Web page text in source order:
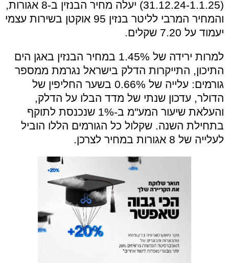
(31.12.24-1.1.25) יעלה מחיר הבנזין ב-8 אגורות,
והמחיר המרבי לליטר בנזין 95 אוקטן בשירות עצמי
יעמוד על 7.20 שקלים.
למרות ירידה של 1.45% במחיר הבנזין באגן הים
התיכון, התייקרות הדלק בישראל נגרמת ממספר
גורמים: עלייה של 0.66% בשער החליפין של
הדולר, עדכון שנתי של מדד הבלו על הדלק,
והעלאת שיעור המע"מ ב-1% שנכנסת לתוקף
בתחילת השנה. שקלול כל הגורמים הללו הוביל
לעלייה של 8 אגורות במחיר לצרכן.